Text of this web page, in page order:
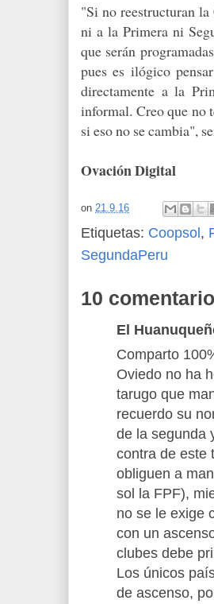
"Si no reestructuran
ni a la Primera ni
que serán
pues es ilógico
directamente a la
informal. Creo que no
si eso no se cambia",
Ovación Digital
on 21.9.16
Etiquetas: Coopsol,
SegundaPeru
10
El
Comparto
Oviedo no ha
tarugo que
recuerdo su
de la segunda
contra de este
obliguen a
sol la FPF),
no se le exige
con un
clubes debe
Los únicos
de ascenso,